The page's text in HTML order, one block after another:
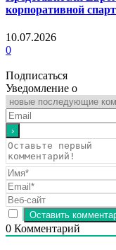
корпоративной
10.07.2026
0
Подписаться
Уведомление о
0 Комментарий